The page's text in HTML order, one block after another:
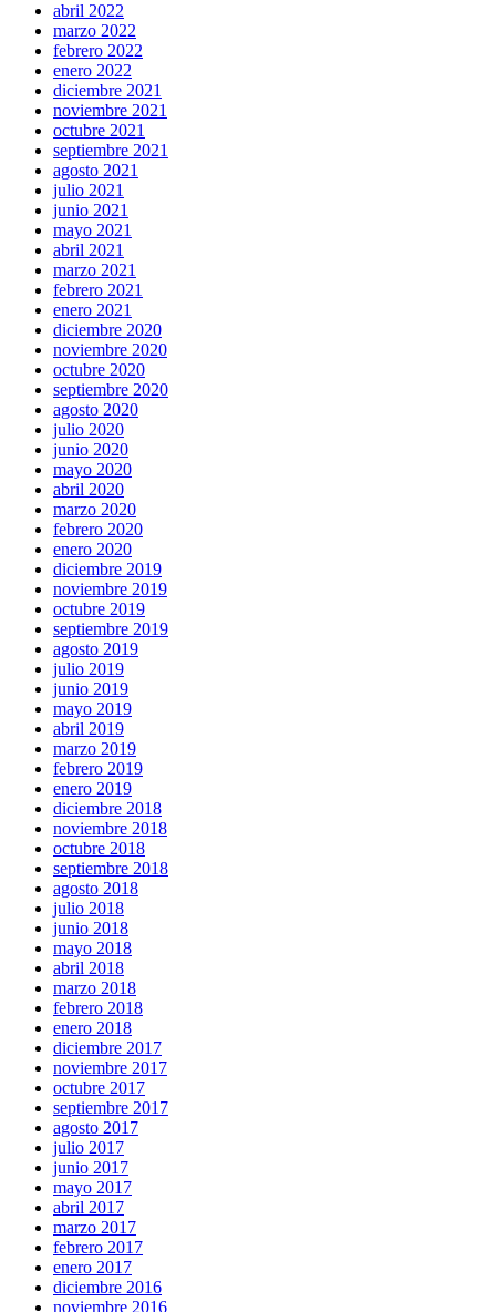
abril 2022
marzo 2022
febrero 2022
enero 2022
diciembre 2021
noviembre 2021
octubre 2021
septiembre 2021
agosto 2021
julio 2021
junio 2021
mayo 2021
abril 2021
marzo 2021
febrero 2021
enero 2021
diciembre 2020
noviembre 2020
octubre 2020
septiembre 2020
agosto 2020
julio 2020
junio 2020
mayo 2020
abril 2020
marzo 2020
febrero 2020
enero 2020
diciembre 2019
noviembre 2019
octubre 2019
septiembre 2019
agosto 2019
julio 2019
junio 2019
mayo 2019
abril 2019
marzo 2019
febrero 2019
enero 2019
diciembre 2018
noviembre 2018
octubre 2018
septiembre 2018
agosto 2018
julio 2018
junio 2018
mayo 2018
abril 2018
marzo 2018
febrero 2018
enero 2018
diciembre 2017
noviembre 2017
octubre 2017
septiembre 2017
agosto 2017
julio 2017
junio 2017
mayo 2017
abril 2017
marzo 2017
febrero 2017
enero 2017
diciembre 2016
noviembre 2016